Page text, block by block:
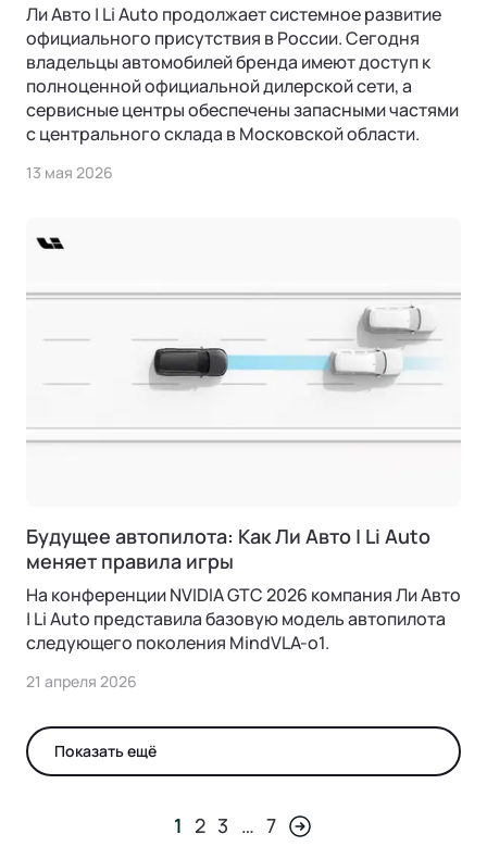
Ли Авто | Li Auto продолжает системное развитие
официального присутствия в России. Сегодня
владельцы автомобилей бренда имеют доступ к
полноценной официальной дилерской сети, а
сервисные центры обеспечены запасными частями
с центрального склада в Московской области.
13 мая 2026
Будущее автопилота: Как Ли Авто | Li Auto
меняет правила игры
На конференции NVIDIA GTC 2026 компания Ли Авто
| Li Auto представила базовую модель автопилота
следующего поколения MindVLA-о1.
21 апреля 2026
Показать ещё
1 2 3 … 7